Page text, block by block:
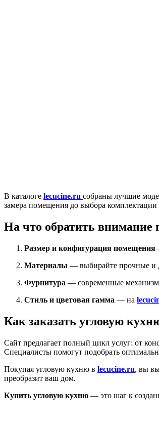
В каталоге lecucine.ru собраны лучшие
замера помещения до выбора комплектации
На что обратить внимание
Размер и конфигурация помещения
Материалы — выбирайте прочные и
Фурнитура — современные
Стиль и цветовая гамма — на
Как заказать угловую
Сайт предлагает полный цикл услуг: от
Специалисты помогут подобрать
Покупая угловую кухню в lecucine.ru, вы
преобразит ваш дом.
Купить угловую кухню — это шаг к